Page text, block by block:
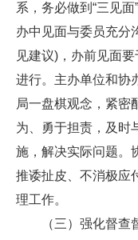
系，务必做到“三见
办中见面与委员充分
见建议)，办前见面
进行。主办单位和协
局一盘棋观念，紧密
为、勇于担责，及时
施，解决实际问题。
推诿扯皮、不消极应
理工作。
（三）强化督